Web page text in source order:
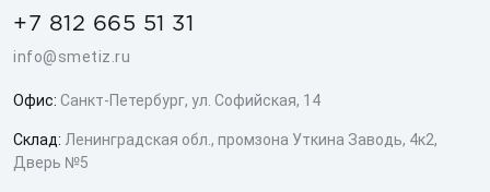
+7 812 665 51 31
info@smetiz.ru
Офис: Санкт-Петербург, ул. Софийская, 14
Склад: Ленинградская обл., промзона Уткина Заводь, 4к2,
Дверь №5